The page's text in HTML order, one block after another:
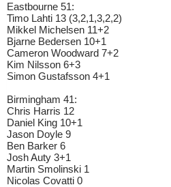
Eastbourne 51:
Timo Lahti 13 (3,2,1,3,2,2)
Mikkel Michelsen 11+2
Bjarne Bedersen 10+1
Cameron Woodward 7+2
Kim Nilsson 6+3
Simon Gustafsson 4+1
Birmingham 41:
Chris Harris 12
Daniel King 10+1
Jason Doyle 9
Ben Barker 6
Josh Auty 3+1
Martin Smolinski 1
Nicolas Covatti 0